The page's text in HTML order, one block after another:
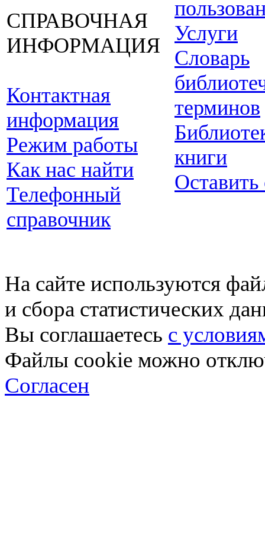
СПРАВОЧНАЯ
ИНФОРМАЦИЯ
Контактная
информация
Режим работы
Как нас найти
Телефонный
справочник
Услуги
Словарь
терминов
книги
Оставить
На сайте используются
и сбора статистических
Вы соглашаетесь с
Файлы cookie можно
Согласен